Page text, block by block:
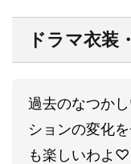
ドラマ衣装
過去のなつか
ションの変化
も楽しいわよ♡